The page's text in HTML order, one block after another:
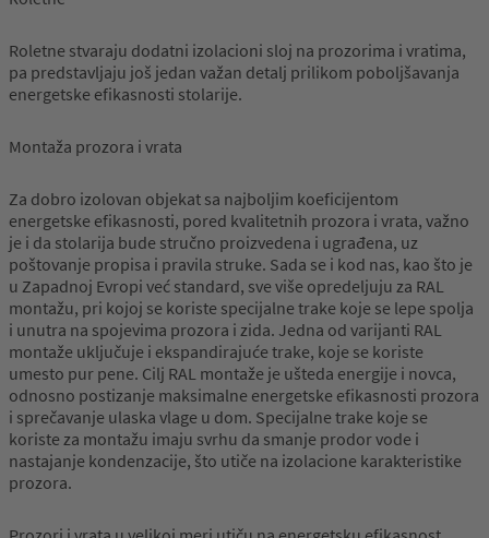
Roletne stvaraju dodatni izolacioni sloj na prozorima i vratima,
pa predstavljaju još jedan važan detalj prilikom poboljšavanja
energetske efikasnosti stolarije.
Montaža prozora i vrata
Za dobro izolovan objekat sa najboljim koeficijentom
energetske efikasnosti, pored kvalitetnih prozora i vrata, važno
je i da stolarija bude stručno proizvedena i ugrađena, uz
poštovanje propisa i pravila struke. Sada se i kod nas, kao što je
u Zapadnoj Evropi već standard, sve više opredeljuju za RAL
montažu, pri kojoj se koriste specijalne trake koje se lepe spolja
i unutra na spojevima prozora i zida. Jedna od varijanti RAL
montaže uključuje i ekspandirajuće trake, koje se koriste
umesto pur pene. Cilj RAL montaže je ušteda energije i novca,
odnosno postizanje maksimalne energetske efikasnosti prozora
i sprečavanje ulaska vlage u dom. Specijalne trake koje se
koriste za montažu imaju svrhu da smanje prodor vode i
nastajanje kondenzacije, što utiče na izolacione karakteristike
prozora.